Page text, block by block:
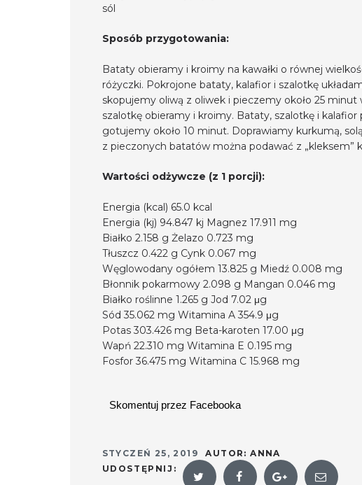
sól
Sposób przygotowania:
Bataty obieramy i kroimy na kawałki o równej
różyczki. Pokrojone bataty, kalafior i szalotkę
skopujemy oliwą z oliwek i pieczemy około 25
szalotkę obieramy i kroimy. Bataty, szalotkę i
gotujemy około 10 minut. Doprawiamy kurkumą,
z pieczonych batatów można podawać z „kleksem”
Wartości odżywcze (z 1 porcji):
Energia (kcal) 65.0 kcal
Energia (kj) 94.847 kj Magnez 17.911 mg
Białko 2.158 g Żelazo 0.723 mg
Tłuszcz 0.422 g Cynk 0.067 mg
Węglowodany ogółem 13.825 g Miedź 0.008 mg
Błonnik pokarmowy 2.098 g Mangan 0.046 mg
Białko roślinne 1.265 g Jod 7.02 μg
Sód 35.062 mg Witamina A 354.9 μg
Potas 303.426 mg Beta-karoten 17.00 μg
Wapń 22.310 mg Witamina E 0.195 mg
Fosfor 36.475 mg Witamina C 15.968 mg
Skomentuj przez Facebooka
STYCZEŃ 25, 2019 AUTOR:ANNA
UDOSTĘPNIJ: